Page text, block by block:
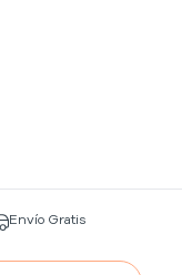
Envío Gratis